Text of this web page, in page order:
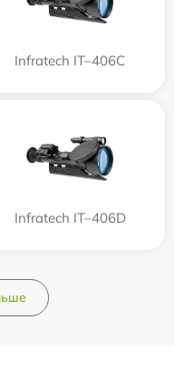
Infratech IT–406С
Infratech IT–406D